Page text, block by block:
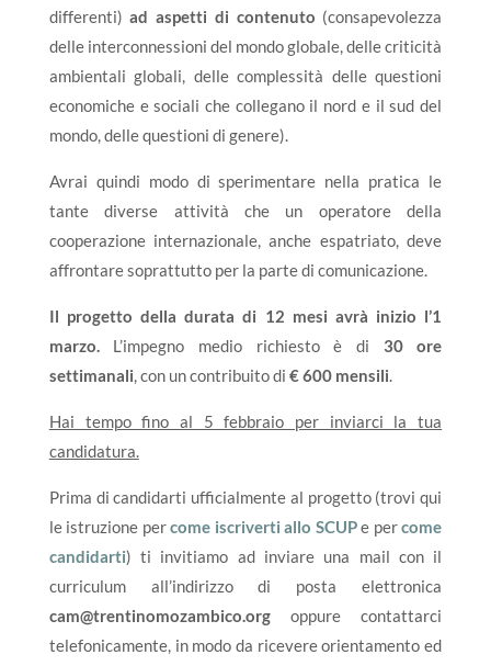
differenti)ad aspetti di contenuto (consapevolezza
delle interconnessioni del mondo globale, delle criticità
ambientali globali, delle complessità delle questioni
economiche e sociali che collegano il nord e il sud del
mondo, delle questioni di genere).
Avrai quindi modo di sperimentare nella pratica le
tante diverse attività che un operatore della
cooperazione internazionale, anche espatriato, deve
affrontare soprattutto per la parte di comunicazione.
Il progetto della durata di 12 mesi avrà inizio l’1
marzo.
L’impegno medio richiesto è di 30 ore
settimanali, con un contribuito di € 600 mensili.
Hai tempo fino al 5 febbraio per inviarci la tua
candidatura.
Prima di candidarti ufficialmente al progetto (trovi qui
le istruzione percome iscriverti allo SCUPe percome
candidarti) ti invitiamo ad inviare una mail con il
curriculum all’indirizzo di posta elettronica
cam@trentinomozambico.orgoppure contattarci
telefonicamente, in modo da ricevere orientamento ed